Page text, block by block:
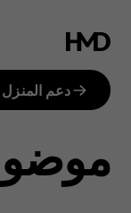
كيف
يمكنني
إعادة
ضبط
دعم المنزل